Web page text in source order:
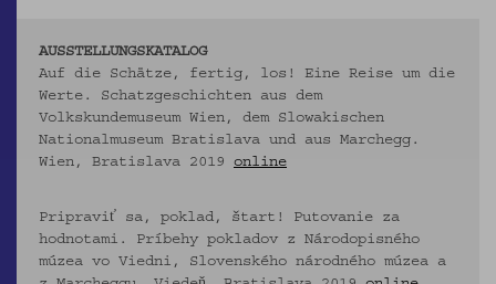
AUSSTELLUNGSKATALOG
Auf die Schätze, fertig, los! Eine Reise um die
Werte. Schatzgeschichten aus dem
Volkskundemuseum Wien, dem Slowakischen
Nationalmuseum Bratislava und aus Marchegg.
Wien, Bratislava 2019 online
Pripraviť sa, poklad, štart! Putovanie za
hodnotami. Príbehy pokladov z Národopisného
múzea vo Viedni, Slovenského národného múzea a